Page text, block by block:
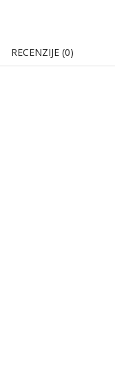
RECENZIJE (0)